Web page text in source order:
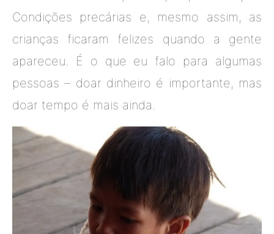
Condições precárias e, mesmo assim, as
crianças ficaram felizes quando a gente
apareceu. É o que eu falo para algumas
pessoas – doar dinheiro é importante, mas
doar tempo é mais ainda.